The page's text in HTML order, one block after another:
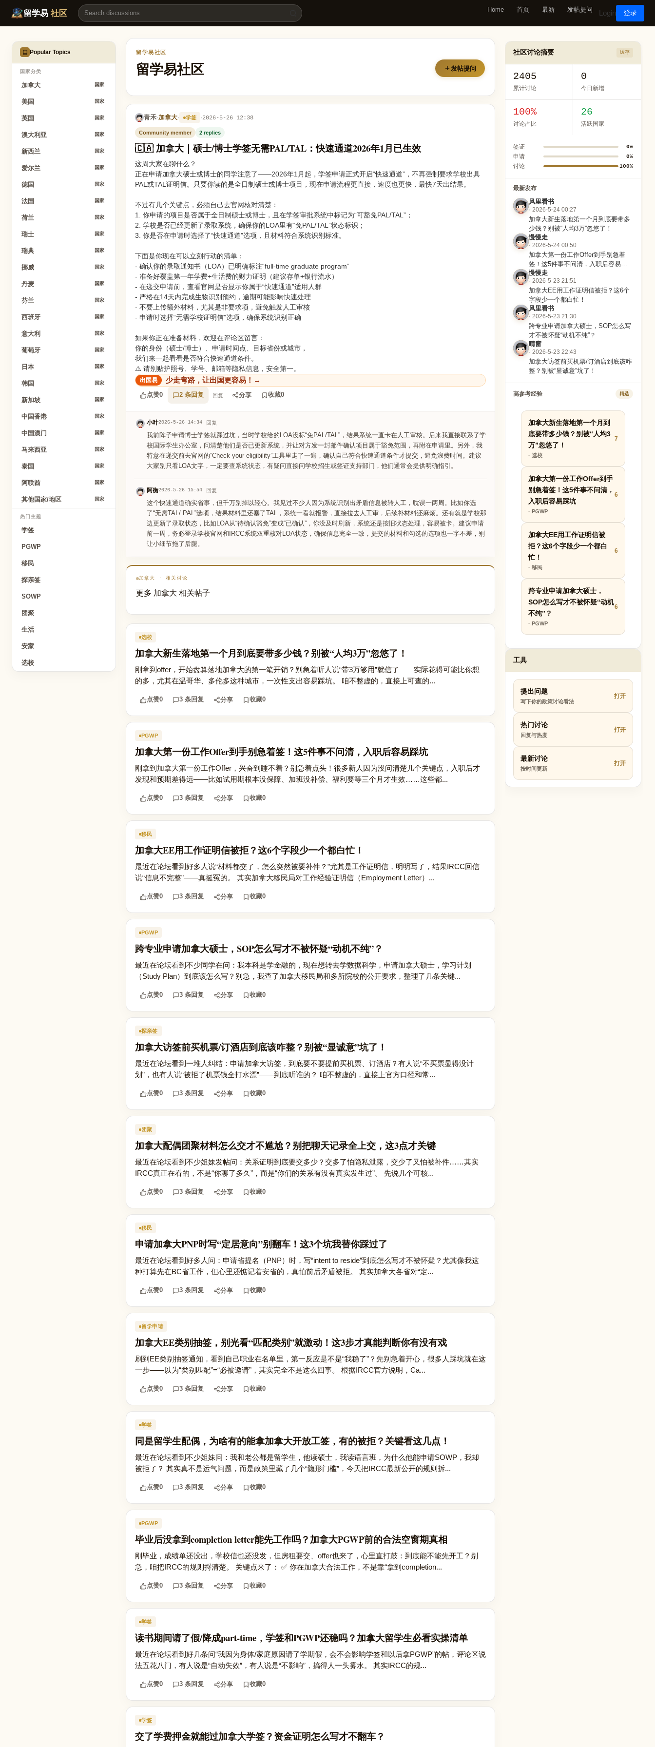
🇨🇦 加拿大｜硕士/博士学签无需PAL/TAL：快速通道2026年1月已生效 | 留学易
留学易 社区 Home 首页 最新 发帖提问 Login 登录
Popular Topics
国家分类
加拿大 国家
美国 国家
英国 国家
澳大利亚 国家
新西兰 国家
爱尔兰 国家
德国 国家
法国 国家
荷兰 国家
瑞士 国家
瑞典 国家
挪威 国家
丹麦 国家
芬兰 国家
西班牙 国家
意大利 国家
葡萄牙 国家
日本 国家
韩国 国家
新加坡 国家
中国香港 国家
中国澳门 国家
马来西亚 国家
泰国 国家
阿联酋 国家
其他国家/地区 国家
热门主题
学签
PGWP
移民
探亲签
SOWP
团聚
生活
安家
选校
留学易社区
留学易社区 发帖提问
青禾·加拿大· 学签 ·2026-5-26 12:38
Community member 2 replies
🇨🇦 加拿大｜硕士/博士学签无需PAL/TAL：快速通道2026年1月已生效
这周大家在聊什么？
正在申请加拿大硕士或博士的同学注意了——2026年1月起，学签申请正式开启“快速通道”，不再强制要求学校出具
PAL或TAL证明信。只要你读的是全日制硕士或博士项目，现在申请流程更直接，速度也更快，最快7天出结果。
不过有几个关键点，必须自己去官网核对清楚：
1. 你申请的项目是否属于全日制硕士或博士，且在学签审批系统中标记为“可豁免PAL/TAL”；
2. 学校是否已经更新了录取系统，确保你的LOA里有“免PAL/TAL”状态标识；
3. 你是否在申请时选择了“快速通道”选项，且材料符合系统识别标准。
下面是你现在可以立刻行动的清单：
- 确认你的录取通知书（LOA）已明确标注“full-time graduate program”
- 准备好覆盖第一年学费+生活费的财力证明（建议存单+银行流水）
- 在递交申请前，查看官网是否显示你属于“快速通道”适用人群
- 严格在14天内完成生物识别预约，逾期可能影响快速处理
- 不要上传额外材料，尤其是非要求项，避免触发人工审核
- 申请时选择“无需学校证明信”选项，确保系统识别正确
如果你正在准备材料，欢迎在评论区留言：
你的身份（硕士/博士）、申请时间点、目标省份或城市，
我们来一起看看是否符合快速通道条件。
⚠️ 请别贴护照号、学号、邮箱等隐私信息，安全第一。
少走弯路，让出国更容易！→
点赞0 2 条回复 回复 分享 收藏0
小叶2026-5-26 14:34 回复
我前阵子申请博士学签就踩过坑，当时学校给的LOA没标“免PAL/TAL”，结果系统一直卡在人工审核。后来我直接联系了学
校国际学生办公室，问清楚他们是否已更新系统，并让对方发一封邮件确认项目属于豁免范围，再附在申请里。另外，我
特意在递交前去官网的“Check your eligibility”工具里走了一遍，确认自己符合快速通道条件才提交，避免浪费时间。建议
大家别只看LOA文字，一定要查系统状态，有疑问直接问学校招生或签证支持部门，他们通常会提供明确指引。
阿衡2026-5-26 15:54 回复
这个快速通道确实省事，但千万别掉以轻心。我见过不少人因为系统识别出矛盾信息被转人工，耽误一两周。比如你选
了“无需TAL/ PAL”选项，结果材料里还塞了TAL，系统一看就报警，直接拉去人工审，后续补材料还麻烦。还有就是学校那
边更新了录取状态，比如LOA从“待确认豁免”变成“已确认”，你没及时刷新，系统还是按旧状态处理，容易被卡。建议申请
前一周，务必登录学校官网和IRCC系统双重核对LOA状态，确保信息完全一致，提交的材料和勾选的选项也一字不差，别
让小细节拖了后腿。
加拿大 · 相关讨论
更多 加拿大 相关帖子
选校
加拿大新生落地第一个月到底要带多少钱？别被“人均3万”忽悠了！
刚拿到offer，开始盘算落地加拿大的第一笔开销？别急着听人说“带3万够用”就信了——实际花得可能比你想
的多，尤其在温哥华、多伦多这种城市，一次性支出容易踩坑。 咱不整虚的，直接上可查的...
点赞0 3 条回复 分享 收藏0
PGWP
加拿大第一份工作Offer到手别急着签！这5件事不问清，入职后容易踩坑
刚拿到加拿大第一份工作Offer，兴奋到睡不着？别急着点头！很多新人因为没问清楚几个关键点，入职后才
发现和预期差得远——比如试用期根本没保障、加班没补偿、福利要等三个月才生效……这些都...
点赞0 3 条回复 分享 收藏0
移民
加拿大EE用工作证明信被拒？这6个字段少一个都白忙！
最近在论坛看到好多人说“材料都交了，怎么突然被要补件？”尤其是工作证明信，明明写了，结果IRCC回信
说“信息不完整”——真挺冤的。 其实加拿大移民局对工作经验证明信（Employment Letter）...
点赞0 3 条回复 分享 收藏0
PGWP
跨专业申请加拿大硕士，SOP怎么写才不被怀疑“动机不纯”？
最近在论坛看到不少同学在问：我本科是学金融的，现在想转去学数据科学，申请加拿大硕士，学习计划
（Study Plan）到底该怎么写？别急，我查了加拿大移民局和多所院校的公开要求，整理了几条关键...
点赞0 3 条回复 分享 收藏0
探亲签
加拿大访签前买机票/订酒店到底该咋整？别被“显诚意”坑了！
最近在论坛看到一堆人纠结：申请加拿大访签，到底要不要提前买机票、订酒店？有人说“不买票显得没计
划”，也有人说“被拒了机票钱全打水漂”——到底听谁的？ 咱不整虚的，直接上官方口径和常...
点赞0 3 条回复 分享 收藏0
团聚
加拿大配偶团聚材料怎么交才不尴尬？别把聊天记录全上交，这3点才关键
最近在论坛看到不少姐妹发帖问：关系证明到底要交多少？交多了怕隐私泄露，交少了又怕被补件……其实
IRCC真正在看的，不是“你聊了多久”，而是“你们的关系有没有真实发生过”。 先说几个可核...
点赞0 3 条回复 分享 收藏0
移民
申请加拿大PNP时写“定居意向”别翻车！这3个坑我替你踩过了
最近在论坛看到好多人问：申请省提名（PNP）时，写“intent to reside”到底怎么写才不被怀疑？尤其像我这
种打算先在BC省工作，但心里还惦记着安省的，真怕前后矛盾被拒。 其实加拿大各省对“定...
点赞0 3 条回复 分享 收藏0
留学申请
加拿大EE类别抽签，别光看“匹配类别”就激动！这3步才真能判断你有没有戏
刷到EE类别抽签通知，看到自己职业在名单里，第一反应是不是“我稳了”？先别急着开心，很多人踩坑就在这
一步——以为“类别匹配”=“必被邀请”，其实完全不是这么回事。 根据IRCC官方说明，Ca...
点赞0 3 条回复 分享 收藏0
学签
同是留学生配偶，为啥有的能拿加拿大开放工签，有的被拒？关键看这几点！
最近在论坛看到不少姐妹问：我和老公都是留学生，他读硕士，我读语言班，为什么他能申请SOWP，我却
被拒了？ 其实真不是运气问题，而是政策里藏了几个“隐形门槛”，今天把IRCC最新公开的规则拆...
点赞0 3 条回复 分享 收藏0
PGWP
毕业后没拿到completion letter能先工作吗？加拿大PGWP前的合法空窗期真相
刚毕业，成绩单还没出，学校信也还没发，但房租要交、offer也来了，心里直打鼓：到底能不能先开工？别
急，咱把IRCC的规则捋清楚。 关键点来了： ✅ 你在加拿大合法工作，不是靠“拿到completion...
点赞0 3 条回复 分享 收藏0
学签
读书期间请了假/降成part-time，学签和PGWP还稳吗？加拿大留学生必看实操清单
最近在论坛看到好几条问“我因为身体/家庭原因请了学期假，会不会影响学签和以后拿PGWP”的帖，评论区说
法五花八门，有人说是“自动失效”，有人说是“不影响”，搞得人一头雾水。 其实IRCC的规...
点赞0 3 条回复 分享 收藏0
学签
交了学费押金就能过加拿大学签？资金证明怎么写才不翻车？
社区讨论摘要 缓存
2405
累计讨论
0
今日新增
100%
讨论占比
26
活跃国家
签证 0%
申请 0%
讨论 100%
最新发布
风里看书
· 2026-5-24 00:27
加拿大新生落地第一个月到底要带多
少钱？别被“人均3万”忽悠了！
慢慢走
· 2026-5-24 00:50
加拿大第一份工作Offer到手别急着
签！这5件事不问清，入职后容易踩
坑
慢慢走
· 2026-5-23 21:51
加拿大EE用工作证明信被拒？这6个
字段少一个都白忙！
风里看书
· 2026-5-23 21:30
跨专业申请加拿大硕士，SOP怎么写
才不被怀疑“动机不纯”？
晴窗
· 2026-5-23 22:43
加拿大访签前买机票/订酒店到底该咋
整？别被“显诚意”坑了！
高参考经验 精选
加拿大新生落地第一个月到
底要带多少钱？别被“人均3
万”忽悠了！
· 选校
7
加拿大第一份工作Offer到手
别急着签！这5件事不问清，
入职后容易踩坑
· PGWP
6
加拿大EE用工作证明信被
拒？这6个字段少一个都白
忙！
· 移民
6
跨专业申请加拿大硕士，
SOP怎么写才不被怀疑“动机
不纯”？
· PGWP
6
工具
提出问题
写下你的政策讨论看法
打开
热门讨论
回复与热度
打开
最新讨论
按时间更新
打开